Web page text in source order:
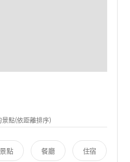
點(依距離排序)
點 餐廳 住宿